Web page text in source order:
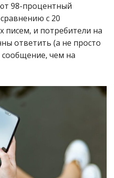
98-процентный
с 20
писем, и потребители на
ответить (а не просто
сообщение, чем на